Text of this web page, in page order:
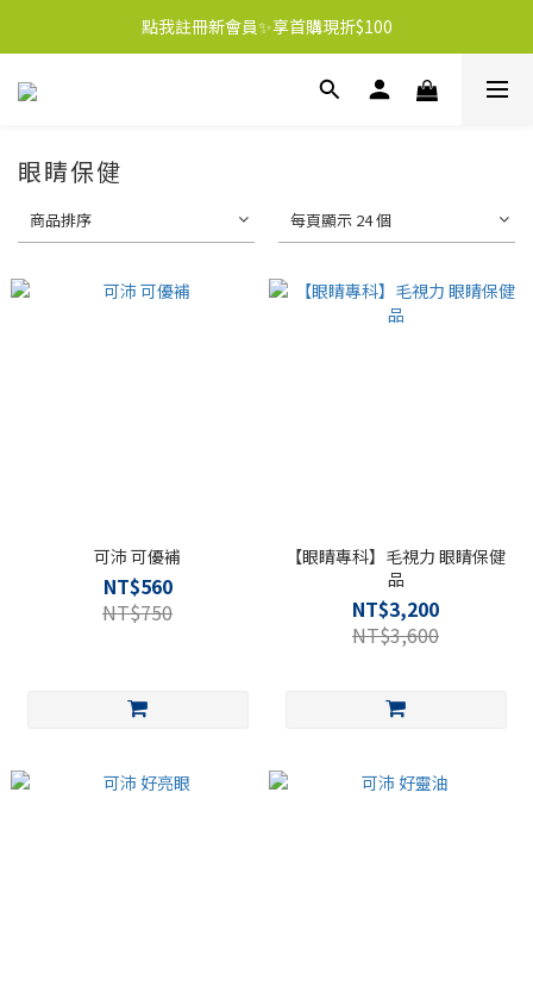
點我註冊新會員✨享首購現折$100
眼睛保健
商品排序 每頁顯示 24 個
可沛 可優補
NT$560
NT$750
【眼睛專科】毛視力 眼睛保健
品
NT$3,200
NT$3,600